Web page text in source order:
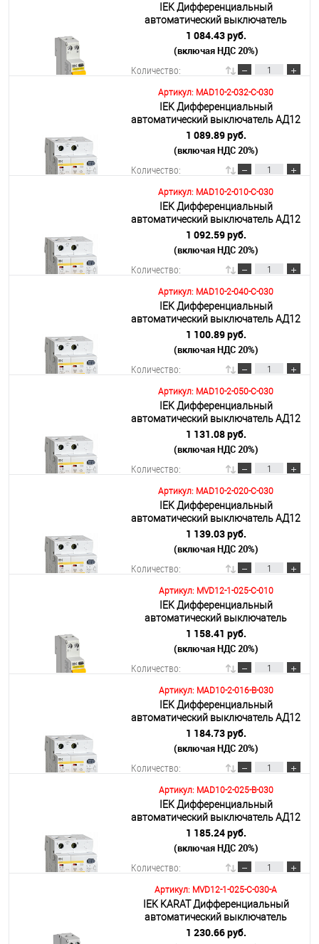
В корзину
Подробнее
IEK Дифференциальный
автоматический выключатель
АВДТ32МL С32 30мА KARAT
1 084.43 руб.
(включая НДС 20%)
Количество:
В корзину
Подробнее
Артикул: MAD10-2-032-C-030
IEK Дифференциальный
автоматический выключатель АД12
2Р 32А 30мА
1 089.89 руб.
(включая НДС 20%)
Количество:
В корзину
Подробнее
Артикул: MAD10-2-010-C-030
IEK Дифференциальный
автоматический выключатель АД12
2Р 10А 30мА
1 092.59 руб.
(включая НДС 20%)
Количество:
В корзину
Подробнее
Артикул: MAD10-2-040-C-030
IEK Дифференциальный
автоматический выключатель АД12
2Р 40А 30мА
1 100.89 руб.
(включая НДС 20%)
Количество:
В корзину
Подробнее
Артикул: MAD10-2-050-C-030
IEK Дифференциальный
автоматический выключатель АД12
2Р 50А 30мА
1 131.08 руб.
(включая НДС 20%)
Количество:
В корзину
Подробнее
Артикул: MAD10-2-020-C-030
IEK Дифференциальный
автоматический выключатель АД12
2Р 20А 30мА
1 139.03 руб.
(включая НДС 20%)
Количество:
В корзину
Подробнее
Артикул: MVD12-1-025-C-010
IEK Дифференциальный
автоматический выключатель
АВДТ32МL С25 10мА KARAT
1 158.41 руб.
(включая НДС 20%)
Количество:
В корзину
Подробнее
Артикул: MAD10-2-016-B-030
IEK Дифференциальный
автоматический выключатель АД12
2Р B16 30мА
1 184.73 руб.
(включая НДС 20%)
Количество:
В корзину
Подробнее
Артикул: MAD10-2-025-B-030
IEK Дифференциальный
автоматический выключатель АД12
2Р B25 30мА
1 185.24 руб.
(включая НДС 20%)
Количество:
В корзину
Артикул: MVD12-1-025-C-030-A
IEK KARAT Дифференциальный
автоматический выключатель
АВДТ32ML тип A С25 30мА
1 230.66 руб.